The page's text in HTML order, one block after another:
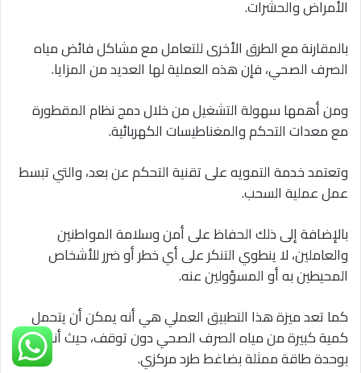
الأمراض والحشرات.
بالمقارنة مع الطرق الأخرى للتعامل مع مشاكل فائض مياه
الصرف الصحي، فإن هذه العملية لها العديد من المزايا.
ومن أهمها سهولة التشغيل من خلال دمج نظام المقطورة
مع معدات التحكم والمغناطيسات الكهربائية.
وتعتمد خدمة التمويه على تقنية التحكم عن بعد، والتي تبسط
عمل عملية السحب.
بالإضافة إلى ذلك الحفاظ على أمن وسلامة المواطنين
والعاملين، لا ينطوي التنكر على أي خطر أو ضرر للأشخاص
المحيطين به أو المسؤولين عنه.
كما تعد ميزة هذا التطبيق العملي هي أنه يمكن أن يتحمل
كمية كبيرة من مياه الصرف الصحي دون توقف، حيث أنه مزود
بوحدة طاقة ممثلة بضاغط طرد مركزي.